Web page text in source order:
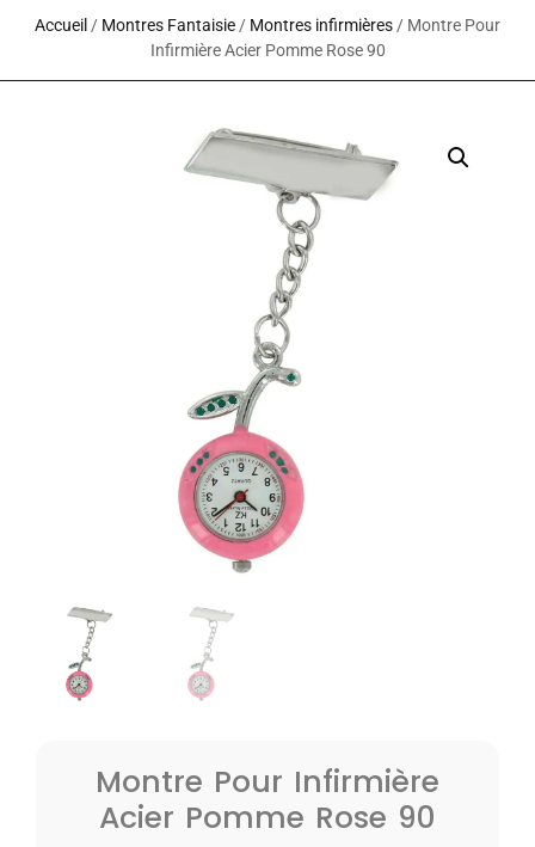
Accueil / Montres Fantaisie/ Montres infirmières/ Montre Pour
Infirmière Acier Pomme Rose 90
Montre Pour Infirmière
Acier Pomme Rose 90